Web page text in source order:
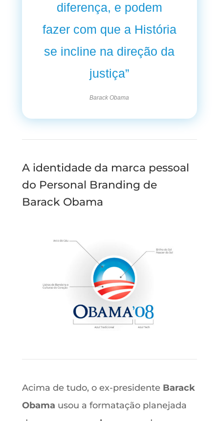
diferença, e podem
fazer com que a História
se incline na direção da
justiça”
Barack Obama
A identidade da marca pessoal
do Personal Branding de
Barack Obama
Acima de tudo, o ex-presidente Barack
Obama usou a formatação planejada